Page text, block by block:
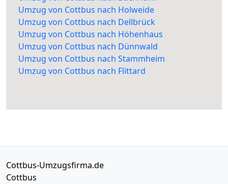
Umzug von Cottbus nach Holweide
Umzug von Cottbus nach Dellbrück
Umzug von Cottbus nach Höhenhaus
Umzug von Cottbus nach Dünnwald
Umzug von Cottbus nach Stammheim
Umzug von Cottbus nach Flittard
Cottbus-Umzugsfirma.de
Cottbus